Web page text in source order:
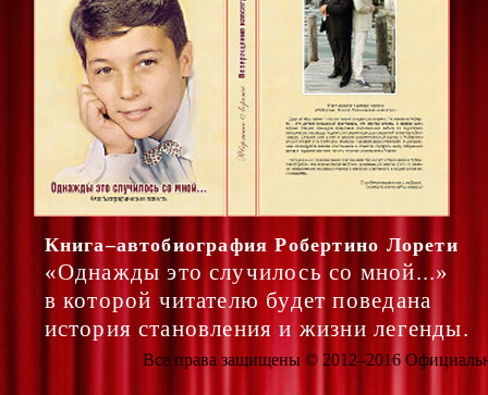
Книга–автобиография Робертино Лорети
«Однажды это случилось со мной...»
в которой читателю будет поведана
история становления и жизни легенды.
Все права защищены © 2012–2016